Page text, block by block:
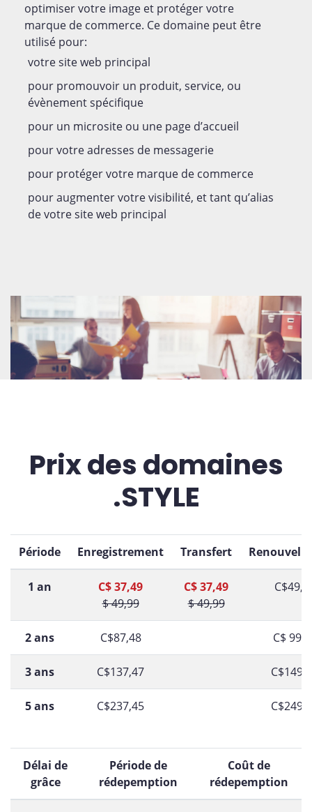
optimiser votre image et protéger votre
marque de commerce. Ce domaine peut être
utilisé pour:
votre site web principal
pour promouvoir un produit, service, ou
évènement spécifique
pour un microsite ou une page d’accueil
pour votre adresses de messagerie
pour protéger votre marque de commerce
pour augmenter votre visibilité, et tant qu’alias
de votre site web principal
Prix des domaines
.STYLE
Période Enregistrement Transfert
1 an
C$ 37,49
$ 49,99
C$ 37,49
$ 49,99
2 ans C$87,48 C$
3 ans C$137,47
5 ans C$237,45
Délai de
grâce
Période de
rédepemption
Coût de
rédepemption